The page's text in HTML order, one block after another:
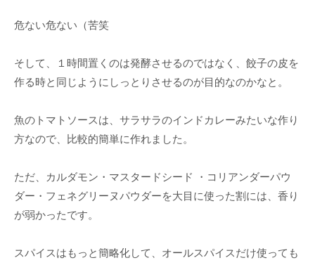
危ない危ない（苦笑
そして、１時間置くのは発酵させるのではなく、餃子の皮を
作る時と同じようにしっとりさせるのが目的なのかなと。
魚のトマトソースは、サラサラのインドカレーみたいな作り
方なので、比較的簡単に作れました。
ただ、カルダモン・マスタードシード ・コリアンダーパウ
ダー・フェネグリーヌパウダーを大目に使った割には、香り
が弱かったです。
スパイスはもっと簡略化して、オールスパイスだけ使っても